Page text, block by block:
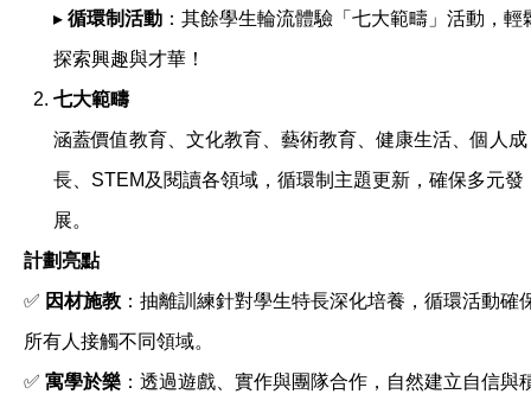
▸ 循環制活動 ：其餘學生輪流體驗「七大範疇」活動，輕
探索興趣與才華！
七大範疇
涵蓋價值教育、文化教育、藝術教育、健康生活、個人成
長、STEM及閱讀各領域，循環制主題更新，確保多元發
展。
計劃亮點
✅ 因材施教 ：抽離訓練針對學生特長深化培養，循環活動確
所有人接觸不同領域。
✅ 寓學於樂 ：透過遊戲、實作與團隊合作，自然建立自信與